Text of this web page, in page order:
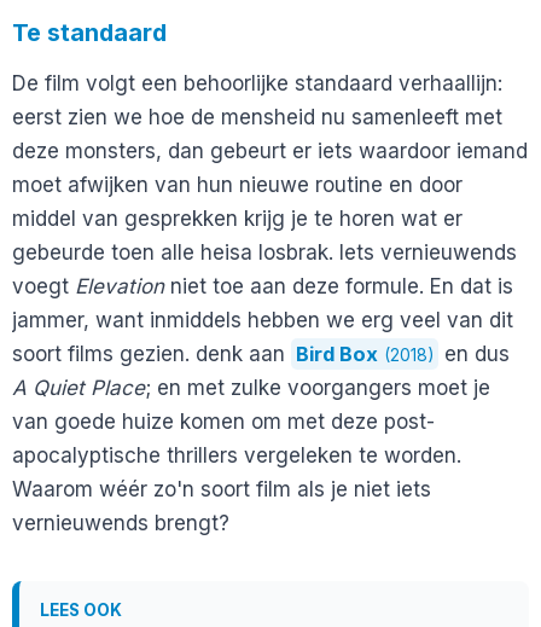
Te standaard
De film volgt een behoorlijke standaard verhaallijn:
eerst zien we hoe de mensheid nu samenleeft met
deze monsters, dan gebeurt er iets waardoor iemand
moet afwijken van hun nieuwe routine en door
middel van gesprekken krijg je te horen wat er
gebeurde toen alle heisa losbrak. Iets vernieuwends
voegt Elevationniet toe aan deze formule. En dat is
jammer, want inmiddels hebben we erg veel van dit
soort films gezien. denk aan Bird Box (2018)
en dus
A Quiet Place; en met zulke voorgangers moet je
van goede huize komen om met deze post-
apocalyptische thrillers vergeleken te worden.
Waarom wéér zo'n soort film als je niet iets
vernieuwends brengt?
LEES OOK